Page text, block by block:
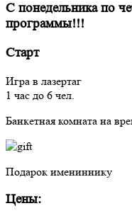
C понедельника по
программы!!!
Старт
Игра в лазертаг
1 час до 6 чел.
Банкетная комната на
Подарок имениннику
Цены: